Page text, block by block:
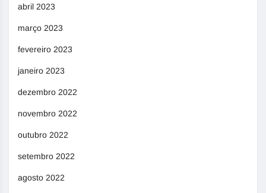
abril 2023
março 2023
fevereiro 2023
janeiro 2023
dezembro 2022
novembro 2022
outubro 2022
setembro 2022
agosto 2022